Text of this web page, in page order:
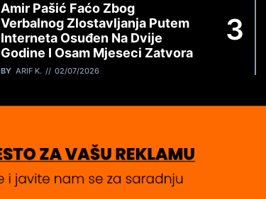
Amir Pašić Faćo Zbog
Verbalnog Zlostavljanja Putem
Interneta Osuđen Na Dvije
Godine I Osam Mjeseci Zatvora
BY ARIF K. 02/07/2026